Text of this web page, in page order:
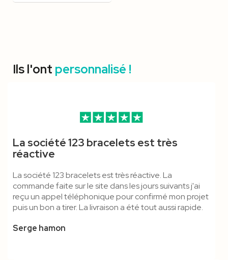
Anti-Étouffement - Lanyard
Écologique
Étouffement - Cordon
Détachable - Cordon
Cordon Tubulaire
Boucle Détachable - Cordon
Ils l'ont personnalisé !
La société 123 bracelets est très
réactive
La société 123 bracelets est très réactive. La
commande faite sur le site dans les jours suivants j'ai
reçu un appel téléphonique pour confirmé mon projet
puis un bon a tirer. La livraison a été tout aussi rapide.
Serge hamon